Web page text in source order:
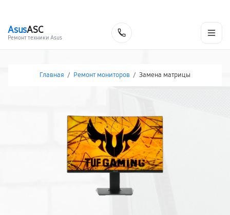
AsusASC
Ремонт техники Asus
Главная / Ремонт мониторов / Замена матрицы